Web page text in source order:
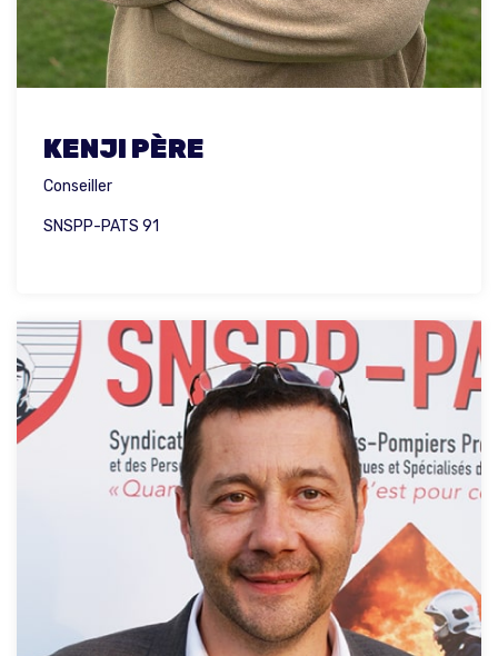
KENJI PÈRE
Conseiller
SNSPP-PATS 91